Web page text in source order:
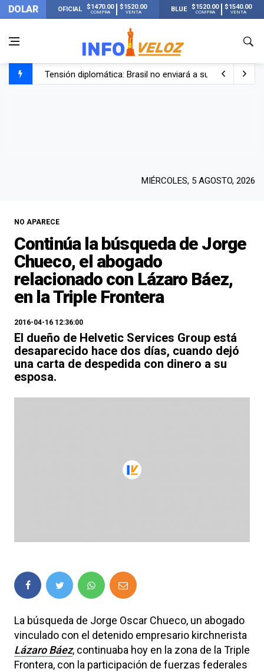
DOLAR OFICIAL $1470.00
COMPRA
$1520.00
VENTA BLUE $1520.00
COMPRA
$1540.00
VENTA
Tensión diplomática: Brasil no enviará a su embajador
MIÉRCOLES, 5 AGOSTO, 2026
NO APARECE
Continúa la búsqueda de Jorge
Chueco, el abogado
relacionado con Lázaro Báez,
en la Triple Frontera
2016-04-16 12:36:00
El dueño de Helvetic Services Group está
desaparecido hace dos días, cuando dejó
una carta de despedida con dinero a su
esposa.
La búsqueda de Jorge Oscar Chueco, un abogado
vinculado con el detenido empresario kirchnerista
Lázaro Báez, continuaba hoy en la zona de la Triple
Frontera, con la participación de fuerzas federales